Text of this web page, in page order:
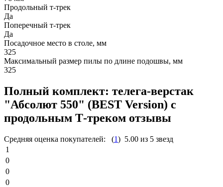
Продольный т-трек
Да
Поперечный т-трек
Да
Посадочное место в столе, мм
325
Максимальный размер пилы по длине подошвы, мм
325
Полный комплект: телега-верстак
"Абсолют 550" (BEST Version) с
продольным Т-треком отзывы
Средняя оценка покупателей: (1) 5.00 из 5 звезд
1
0
0
0